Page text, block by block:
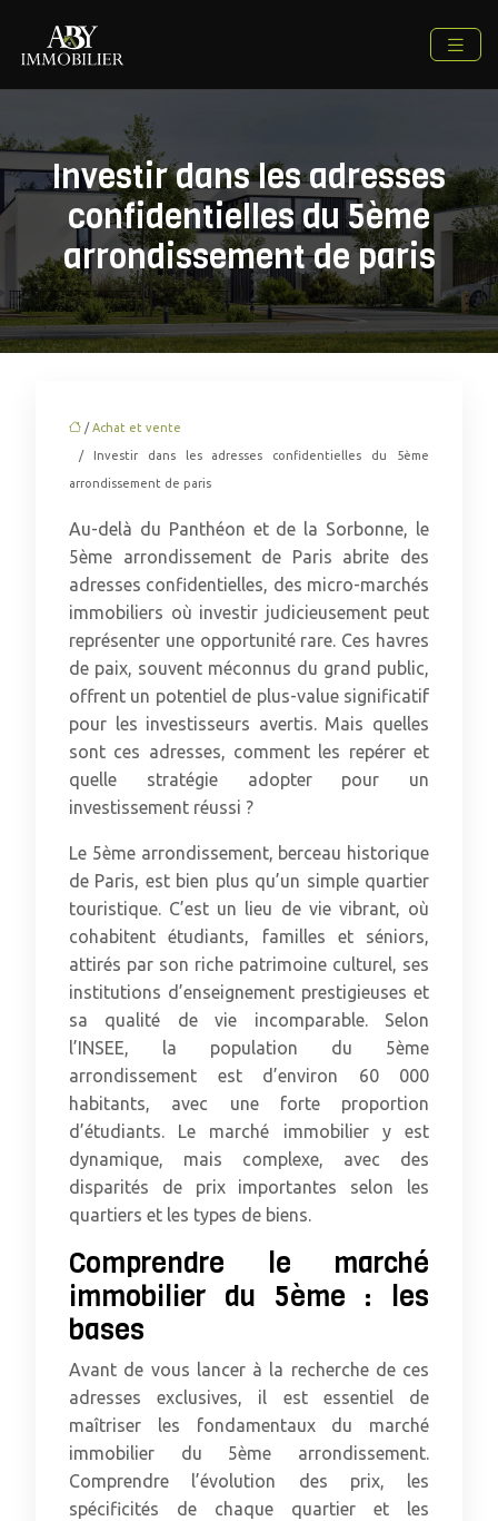
Investir dans les adresses
confidentielles du 5ème
arrondissement de paris
/Achat et vente
/ Investir dans les adresses confidentielles du 5ème
arrondissement de paris
Au-delà du Panthéon et de la Sorbonne, le
5ème arrondissement de Paris abrite des
adresses confidentielles, des micro-marchés
immobiliers où investir judicieusement peut
représenter une opportunité rare. Ces havres
de paix, souvent méconnus du grand public,
offrent un potentiel de plus-value significatif
pour les investisseurs avertis. Mais quelles
sont ces adresses, comment les repérer et
quelle stratégie adopter pour un
investissement réussi ?
Le 5ème arrondissement, berceau historique
de Paris, est bien plus qu’un simple quartier
touristique. C’est un lieu de vie vibrant, où
cohabitent étudiants, familles et séniors,
attirés par son riche patrimoine culturel, ses
institutions d’enseignement prestigieuses et
sa qualité de vie incomparable. Selon
l’INSEE, la population du 5ème
arrondissement est d’environ 60 000
habitants, avec une forte proportion
d’étudiants. Le marché immobilier y est
dynamique, mais complexe, avec des
disparités de prix importantes selon les
quartiers et les types de biens.
Comprendre le marché
immobilier du 5ème : les
bases
Avant de vous lancer à la recherche de ces
adresses exclusives, il est essentiel de
maîtriser les fondamentaux du marché
immobilier du 5ème arrondissement.
Comprendre l’évolution des prix, les
spécificités de chaque quartier et les